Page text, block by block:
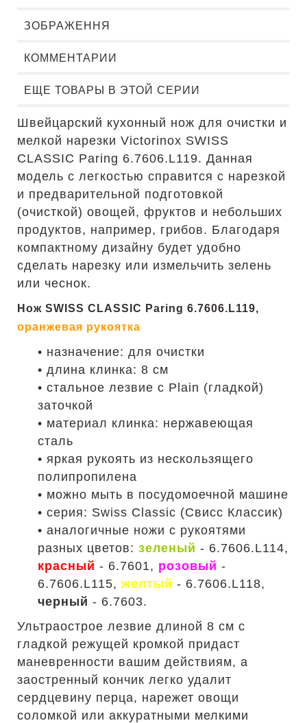
ЗОБРАЖЕННЯ
КОММЕНТАРИИ
ЕЩЕ ТОВАРЫ В ЭТОЙ СЕРИИ
Швейцарский кухонный нож для очистки и
мелкой нарезки Victorinox SWISS
CLASSIC Paring 6.7606.L119. Данная
модель с легкостью справится с нарезкой
и предварительной подготовкой
(очисткой) овощей, фруктов и небольших
продуктов, например, грибов. Благодаря
компактному дизайну будет удобно
сделать нарезку или измельчить зелень
или чеснок.
Нож SWISS CLASSIC Paring 6.7606.L119,
оранжевая рукоятка
• назначение: для очистки
• длина клинка: 8 см
• стальное лезвие с Plain (гладкой)
заточкой
• материал клинка: нержавеющая
сталь
• яркая рукоять из нескользящего
полипропилена
• можно мыть в посудомоечной машине
• серия: Swiss Classic (Свисс Классик)
• аналогичные ножи с рукоятями
разных цветов: зеленый - 6.7606.L114,
красный - 6.7601, розовый -
6.7606.L115, желтый - 6.7606.L118,
черный - 6.7603.
Ультраострое лезвие длиной 8 см с
гладкой режущей кромкой придаст
маневренности вашим действиям, а
заостренный кончик легко удалит
сердцевину перца, нарежет овощи
соломкой или аккуратными мелкими